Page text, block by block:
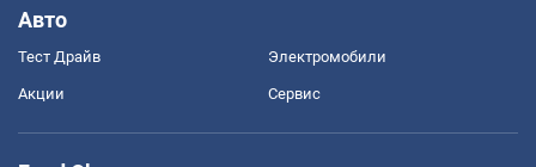
Авто
Тест Драйв Электромобили
Акции Сервис